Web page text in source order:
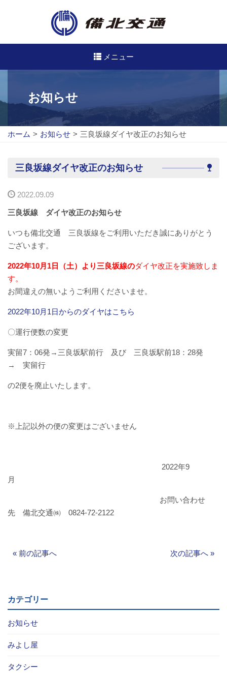
メニュー
高速バス
路線バス
バスのご利用方法
バスパックについて
貸切バス・旅行業
まごころツアー
三次市交通観光センター
会社概要
お知らせ
ホーム > お知らせ > 三良坂線ダイヤ改正のお知らせ
三良坂線ダイヤ改正のお知らせ
2022.09.09
三良坂線 ダイヤ改正のお知らせ
いつも備北交通 三良坂線をご利用いただき誠にありがとう
ございます。
2022年10月1日（土）より三良坂線のダイヤ改正を実施致しま
す。
お間違えの無いようご利用くださいませ。
2022年10月1日からのダイヤはこちら
〇運行便数の変更
実留7：06発→三良坂駅前行 及び 三良坂駅前18：28発
→ 実留行
の2便を廃止いたします。
※上記以外の便の変更はございません
2022年9
月
お問い合わせ
先 備北交通㈱ 0824-72-2122
« 前の記事へ 次の記事へ »
カテゴリー
お知らせ
みよし屋
タクシー